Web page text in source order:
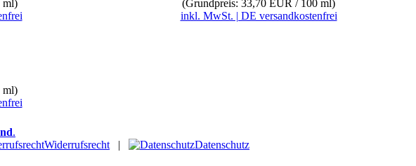
ml)
(Grundpreis: 33,70 EUR / 100 ml)
inkl. MwSt. | DE versandkostenfrei
ml)
.
Widerrufsrecht | Datenschutz